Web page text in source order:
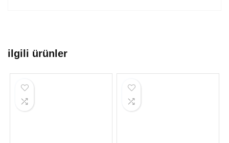
ilgili ürünler